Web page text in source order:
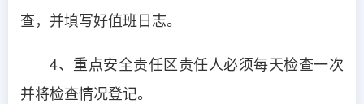
查，并填写好值班日志。
4、重点安全责任区责任人必须每天检查一次
并将检查情况登记。